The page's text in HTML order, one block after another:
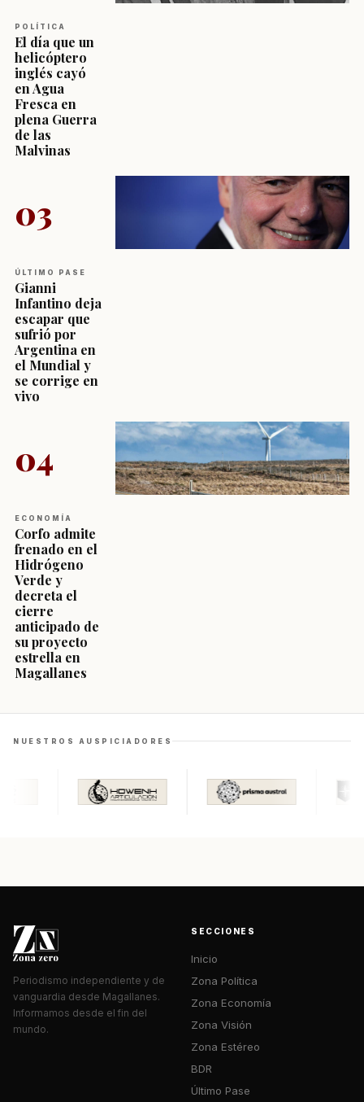
POLÍTICA
El día que un
helicóptero
inglés cayó
en Agua
Fresca en
plena Guerra
de las
Malvinas
03
ÚLTIMO PASE
Gianni
Infantino deja
escapar que
sufrió por
Argentina en
el Mundial y
se corrige en
vivo
04
ECONOMÍA
Corfo admite
frenado en el
Hidrógeno
Verde y
decreta el
cierre
anticipado de
su proyecto
estrella en
Magallanes
NUESTROS AUSPICIADORES
Periodismo independiente y de
vanguardia desde Magallanes.
Informamos desde el fin del
mundo.
SECCIONES
Inicio
Zona Política
Zona Economía
Zona Visión
Zona Estéreo
BDR
Último Pase